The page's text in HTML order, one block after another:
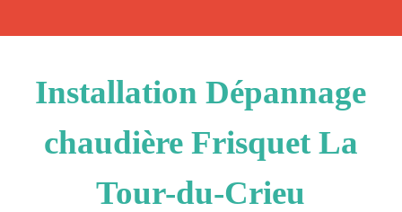
Installation Dépannage
chaudière Frisquet La
Tour-du-Crieu